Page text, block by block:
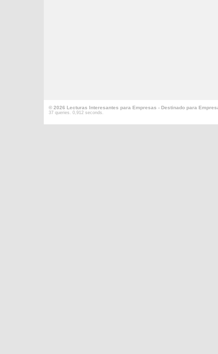
© 2026 Lecturas Interesantes para Empresas - Destinado para
37 queries. 0,912 seconds.